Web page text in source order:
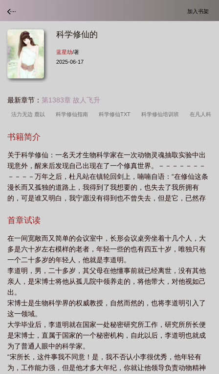
加入书架
科学修仙的
蓝星劫/著
2025-06-17
最新章节： 第1383章 故人飞升
法力无边 鹿以 科学修仙指南 科学修仙TXT 科学修仙培训班 在凡人科
穿越两界开始
的有哪些 科学修仙时代 穿越科学修仙 身怀国术 科学修仙物理飞
升 科学修仙从穿越两界开始 科学修仙我在大学解析灵气
入二次元 重生凡人科学修仙 科学修仙短剧全集免费 科学修仙开局电解水灵
根 科学修仙 孙毅 但是科学修仙 基建飞升 从零开始科学修仙 科学
学修仙管理局 科学修仙流 科学修仙类 科学修仙第二季 科学修真
科学修仙动漫在线观看 我以科学思维修仙
读 科学修仙孙奕 科学修仙文明飞升 科学修仙岳长空免费阅读最新章
节 科学修仙岳长空 科学修仙管理局戚凌霜 穿越之科学修仙 科学修仙录
漫画 科学修仙的 科学修仙我在行!作者大肉圆儿百度 结果你去科学修
仙 科学修仙百度百科
始科学修仙 科学修仙从穿越两界开始笔趣阁
书籍简介
关于科学修仙：一名天才生物科学家在一次动物灵魂抽取实验中出
现意外，醒来后发现自己出现在了一个修真世界。－－－－－－－
－－－－万年之后，杜凡站在镇轮回剑上，喃喃自语：“在修仙这条
漫长而又孤独的道路上，我得到了我想要的，也失去了我所拥有
的，可是谁又明白，我宁愿没有得到也不曾失去，但是它，已然存
里已经没有什么可让我留恋的，不如，成神吧……”
首章试读
在一间宽敞而又简单的会议室中，长形会议桌旁坐着十几个人，大
多是六十岁左右模样的老者，年轻一些的也有四五十岁，唯独只有
一个二十多岁的年轻人，他就是李道明。
李道明，男，二十多岁，其父母在他懂事前就已经离世，没有其他
亲人，是宋博士将他从孤儿院中领养走的，将他带大，对他视如己
出。
宋博士是生物科学界的权威教授，自然而然的，也将李道明引入了
这一领域。
大学毕业后，李道明就在国家一处秘密研究所工作，研究所所长便
是宋博士，直属于国家的一个秘密机构，自此以后，李道明也就成
为了普通人眼中的科学家。
“宋所长，这件事我不同意！是，我不否认小李很优秀，他年轻有
为，工作能力强，但是他才多大年纪，你就让他领导负责动物精神